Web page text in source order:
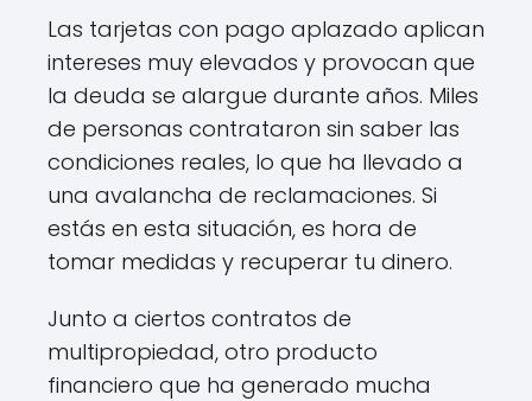
Las tarjetas con pago aplazado aplican
intereses muy elevados y provocan que
la deuda se alargue durante años. Miles
de personas contrataron sin saber las
condiciones reales, lo que ha llevado a
una avalancha de reclamaciones. Si
estás en esta situación, es hora de
tomar medidas y recuperar tu dinero.
Junto a ciertos contratos de
multipropiedad, otro producto
financiero que ha generado mucha